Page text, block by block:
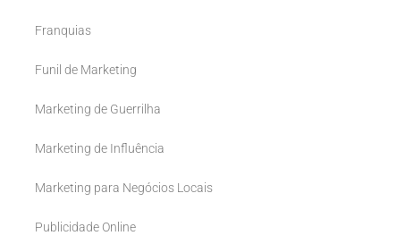
Franquias
Funil de Marketing
Marketing de Guerrilha
Marketing de Influência
Marketing para Negócios Locais
Publicidade Online